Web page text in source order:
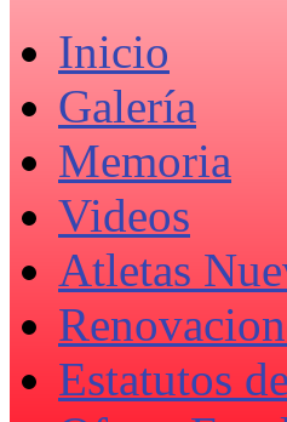
Inicio
Galería
Memoria
Videos
Atletas
Estatutos